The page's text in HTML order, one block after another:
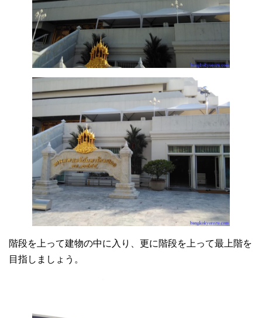
階段を上って建物の中に入り、更に階段を上って最上階を
目指しましょう。